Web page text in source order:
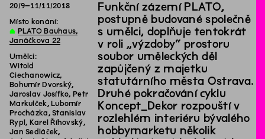
20/9–11/11/2018
Místo konání:
∆ PLATO Bauhaus,
Janáčkova 22
Umělci:
Witold
Ciechanowicz,
Bohumír Dvorský,
Jaroslav Josífko, Petr
Markulček, Lubomír
Procházka, Stanislav
Rypl, Karel Říhovský,
Jan Sedláček,
Funkční zázemí PLATO,
postupně budované společně
s umělci, doplňuje tentokrát
v roli „výzdoby“ prostoru
soubor uměleckých děl
zapůjčený z majetku
statutárního města Ostrava.
Druhé pokračování cyklu
Koncept_Dekor rozpouští v
rozlehlém interiéru bývalého
hobbymarketu několik